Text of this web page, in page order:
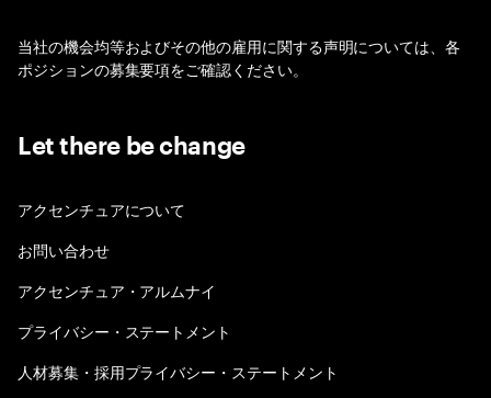
当社の機会均等およびその他の雇用に関する声明については、各
ポジションの募集要項をご確認ください。
Let there be change
アクセンチュアについて
お問い合わせ
アクセンチュア・アルムナイ
プライバシー・ステートメント
人材募集・採用プライバシー・ステートメント